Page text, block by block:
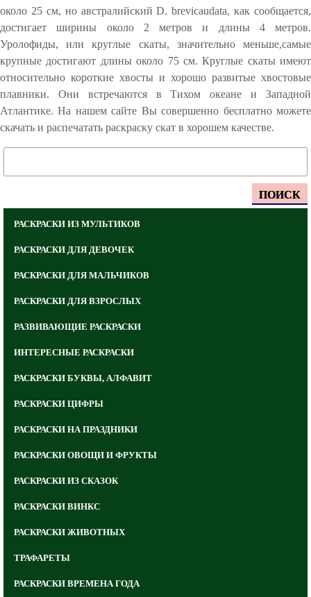
ПОИСК
РАСКРАСКИ ИЗ МУЛЬТИКОВ
РАСКРАСКИ ДЛЯ ДЕВОЧЕК
РАСКРАСКИ ДЛЯ МАЛЬЧИКОВ
РАСКРАСКИ ДЛЯ ВЗРОСЛЫХ
РАЗВИВАЮЩИЕ РАСКРАСКИ
ИНТЕРЕСНЫЕ РАСКРАСКИ
РАСКРАСКИ БУКВЫ, АЛФАВИТ
РАСКРАСКИ ЦИФРЫ
РАСКРАСКИ НА ПРАЗДНИКИ
РАСКРАСКИ ОВОЩИ И ФРУКТЫ
РАСКРАСКИ ИЗ СКАЗОК
РАСКРАСКИ ВИНКС
РАСКРАСКИ ЖИВОТНЫХ
ТРАФАРЕТЫ
РАСКРАСКИ ВРЕМЕНА ГОДА
около 25 см, но австралийский D. brevicaudata, как сообщается,
достигает ширины около 2 метров и длины 4 метров.
Уролофиды, или круглые скаты, значительно меньше,самые
крупные достигают длины около 75 см. Круглые скаты имеют
относительно короткие хвосты и хорошо развитые хвостовые
плавники. Они встречаются в Тихом океане и Западной
Атлантике. На нашем сайте Вы совершенно бесплатно можете
скачать и распечатать раскраску скат в хорошем качестве.